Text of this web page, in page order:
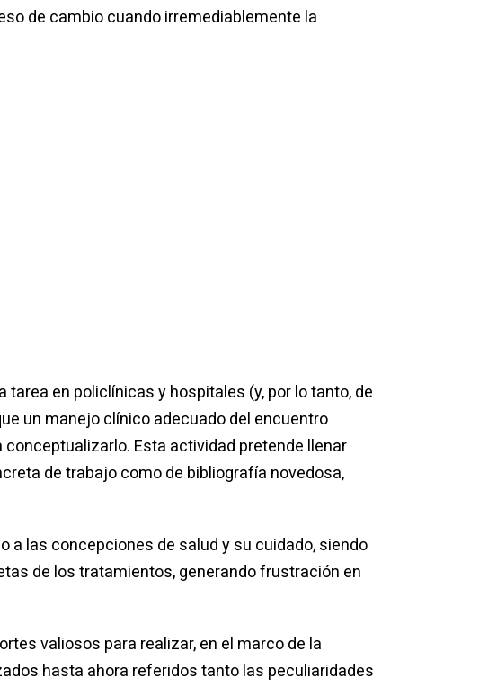
de cambio cuando irremediablemente la
en policlínicas y hospitales (y, por lo tanto, de
un manejo clínico adecuado del encuentro
Esta actividad pretende llenar
de trabajo como de bibliografía novedosa,
las concepciones de salud y su cuidado, siendo
de los tratamientos, generando frustración en
valiosos para realizar, en el marco de la
hasta ahora referidos tanto las peculiaridades